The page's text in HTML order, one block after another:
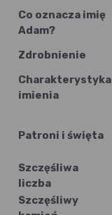
Co oznacza imię
Adam?
Zdrobnienie
Charakterystyka
imienia
Patroni i święta
Szczęśliwa
liczba
Szczęśliwy